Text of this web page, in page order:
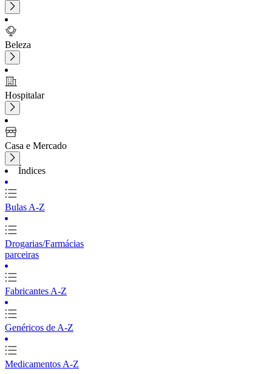
Beleza
Hospitalar
Casa e Mercado
Índices
Bulas A-Z
Drogarias/Farmácias
parceiras
Fabricantes A-Z
Genéricos de A-Z
Medicamentos A-Z